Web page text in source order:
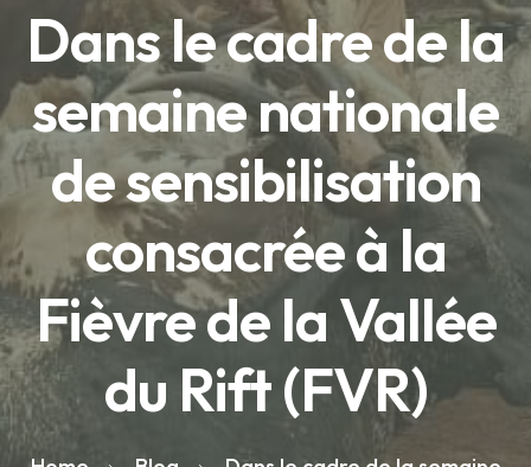
Dans le cadre de la
semaine nationale
de sensibilisation
consacrée à la
Fièvre de la Vallée
du Rift (FVR)